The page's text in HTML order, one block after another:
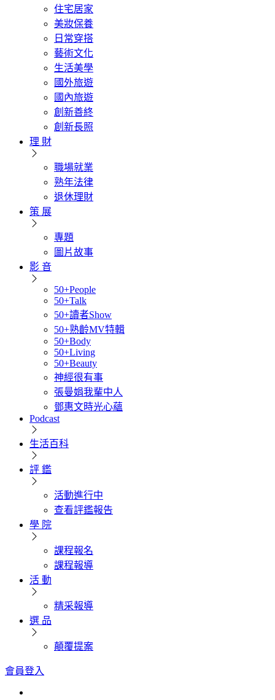
住宅居家
美妝保養
日常穿搭
藝術文化
生活美學
國外旅遊
國內旅遊
創新善終
創新長照
理 財
職場就業
熟年法律
退休理財
策 展
專題
圖片故事
影 音
50+People
50+Talk
50+讀者Show
50+熟齡MV特輯
50+Body
50+Living
50+Beauty
神經很有事
張曼娟我輩中人
鄧惠文時光心蘊
Podcast
生活百科
評 鑑
活動進行中
查看評鑑報告
學 院
課程報名
課程報導
活 動
精采報導
選 品
顛覆提案
會員登入